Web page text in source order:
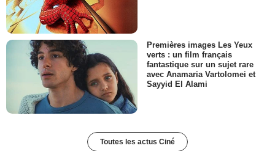
Premières images Les Yeux
verts : un film français
fantastique sur un sujet rare
avec Anamaria Vartolomei et
Sayyid El Alami
Toutes les actus Ciné